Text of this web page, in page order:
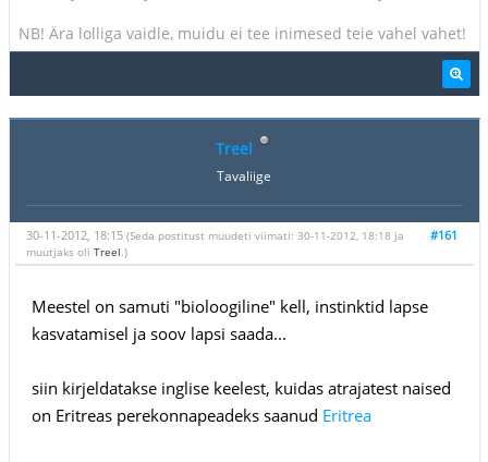
NB! Ära lolliga vaidle, muidu ei tee inimesed teie vahel vahet!
Treel
Tavaliige
#161
30-11-2012, 18:15 (Seda postitust muudeti viimati: 30-11-2012, 18:18 ja
muutjaks oli Treel .)
Meestel on samuti "bioloogiline" kell, instinktid lapse
kasvatamisel ja soov lapsi saada...
siin kirjeldatakse inglise keelest, kuidas atrajatest naised
on Eritreas perekonnapeadeks saanud Eritrea